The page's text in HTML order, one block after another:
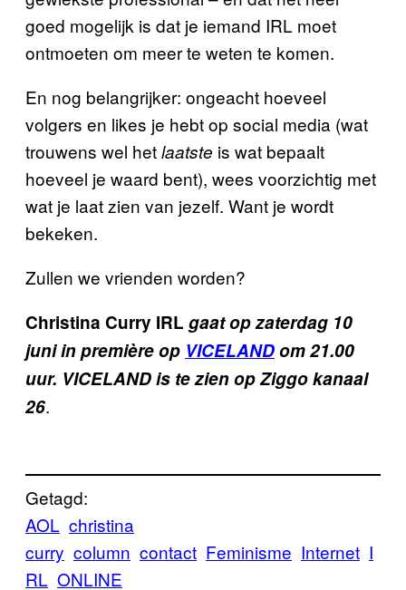
goed mogelijk is dat je iemand IRL moet
ontmoeten om meer te weten te komen.
En nog belangrijker: ongeacht hoeveel
volgers en likes je hebt op social media (wat
trouwens wel hetlaatste is wat bepaalt
hoeveel je waard bent), wees voorzichtig met
wat je laat zien van jezelf. Want je wordt
bekeken.
Zullen we vrienden worden?
Christina Curry IRL gaat op zaterdag 10
juni in première op VICELANDom 21.00
uur. VICELAND is te zien op Ziggo kanaal
26.
Getagd:
AOL christina
curry column contact Feminisme Internet I
RL ONLINE